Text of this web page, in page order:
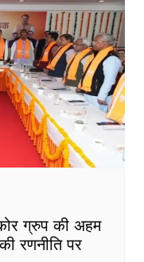
ग्रुप की अहम
रणनीति पर